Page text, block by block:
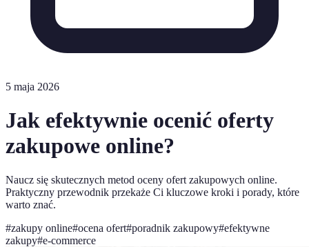
5 maja 2026
Jak efektywnie ocenić oferty
zakupowe online?
Naucz się skutecznych metod oceny ofert zakupowych online.
Praktyczny przewodnik przekaże Ci kluczowe kroki i porady, które
warto znać.
#zakupy online#ocena ofert#poradnik zakupowy#efektywne
zakupy#e-commerce